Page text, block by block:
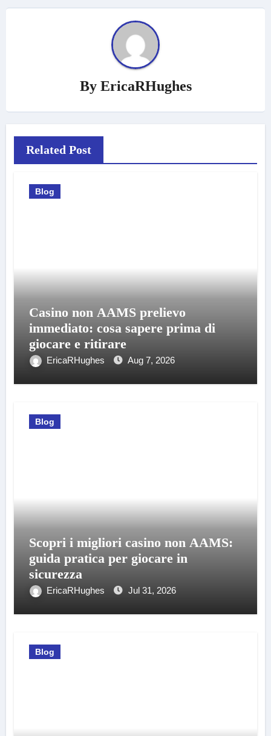
By EricaRHughes
Related Post
Blog
Casino non AAMS prelievo
immediato: cosa sapere prima di
giocare e ritirare
EricaRHughes Aug 7, 2026
Blog
Scopri i migliori casino non AAMS:
guida pratica per giocare in
sicurezza
EricaRHughes Jul 31, 2026
Blog